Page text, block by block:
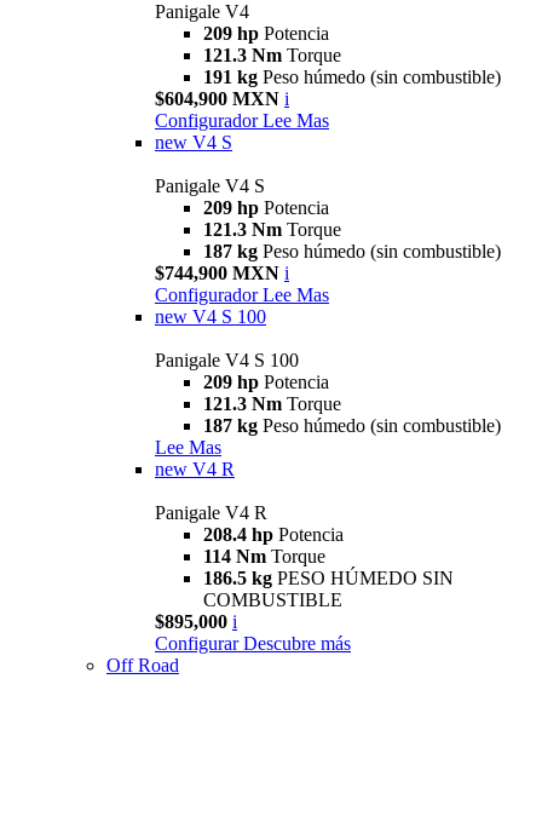
Panigale V4
209 hp Potencia
121.3 Nm Torque
191 kg Peso húmedo (sin combustible)
$604,900 MXN i
Configurador Lee Mas
new V4 S
Panigale V4 S
209 hp Potencia
121.3 Nm Torque
187 kg Peso húmedo (sin combustible)
$744,900 MXN i
Configurador Lee Mas
new V4 S 100
Panigale V4 S 100
209 hp Potencia
121.3 Nm Torque
187 kg Peso húmedo (sin combustible)
Lee Mas
new V4 R
Panigale V4 R
208.4 hp Potencia
114 Nm Torque
186.5 kg PESO HÚMEDO SIN
COMBUSTIBLE
$895,000 i
Configurar Descubre más
Off Road